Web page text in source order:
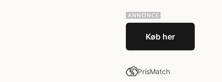
Køb her
PrisMatch